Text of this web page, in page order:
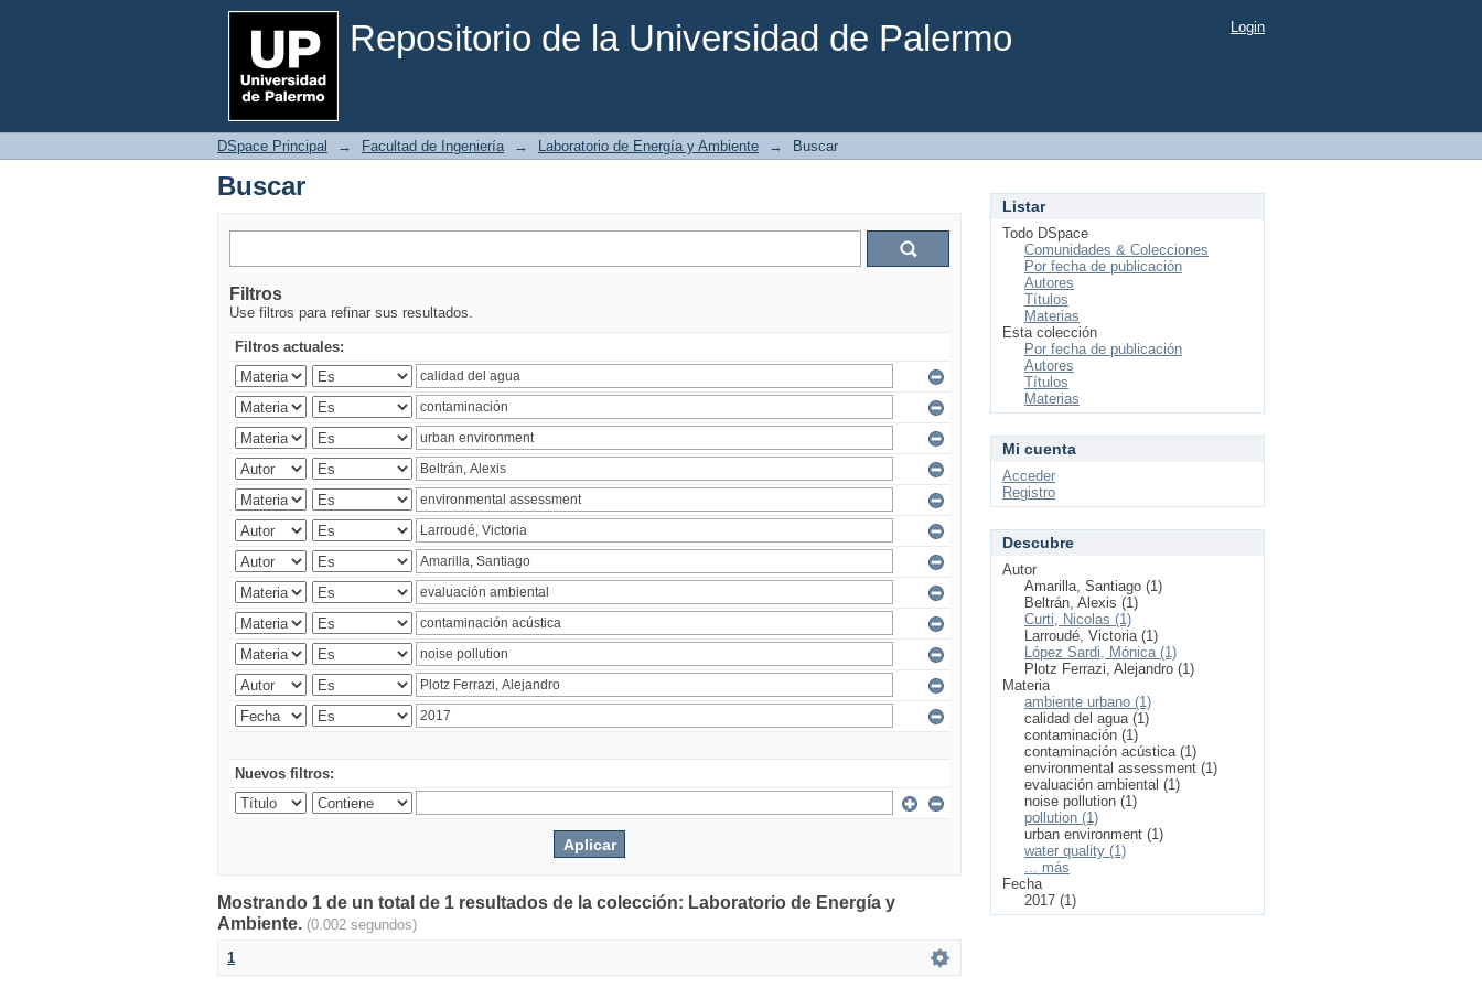
Repositorio de la Universidad de Palermo
Buscar Login
DSpace Principal → Facultad de Ingeniería → Laboratorio de Energía y Ambiente → Buscar
Buscar
Filtros
Use filtros para refinar sus resultados.
Filtros actuales:
Nuevos filtros:
Mostrando 1 de un total de 1 resultados de la colección: Laboratorio de Energía y
Ambiente. (0.002 segundos)
1
Listar
Todo DSpace
Comunidades & Colecciones
Por fecha de publicación
Autores
Títulos
Materias
Esta colección
Por fecha de publicación
Autores
Títulos
Materias
Mi cuenta
Acceder
Registro
Descubre
Autor
Amarilla, Santiago (1)
Beltrán, Alexis (1)
Curti, Nicolas (1)
Larroudé, Victoria (1)
López Sardi, Mónica (1)
Plotz Ferrazi, Alejandro (1)
Materia
ambiente urbano (1)
calidad del agua (1)
contaminación (1)
contaminación acústica (1)
environmental assessment (1)
evaluación ambiental (1)
noise pollution (1)
pollution (1)
urban environment (1)
water quality (1)
... más
Fecha
2017 (1)